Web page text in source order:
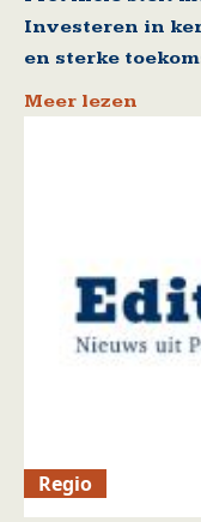
Investeren in
en sterke
Meer lezen
Regio